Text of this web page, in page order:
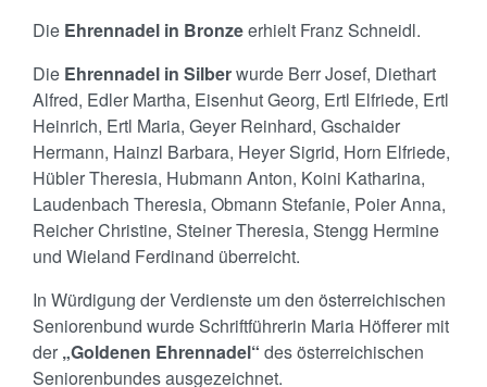
Die Ehrennadel in Bronzeerhielt Franz Schneidl.
Die Ehrennadel in Silberwurde Berr Josef, Diethart
Alfred, Edler Martha, Eisenhut Georg, Ertl Elfriede, Ertl
Heinrich, Ertl Maria, Geyer Reinhard, Gschaider
Hermann, Hainzl Barbara, Heyer Sigrid, Horn Elfriede,
Hübler Theresia, Hubmann Anton, Koini Katharina,
Laudenbach Theresia, Obmann Stefanie, Poier Anna,
Reicher Christine, Steiner Theresia, Stengg Hermine
und Wieland Ferdinand überreicht.
In Würdigung der Verdienste um den österreichischen
Seniorenbund wurde Schriftführerin Maria Höfferer mit
der „Goldenen Ehrennadel“ des österreichischen
Seniorenbundes ausgezeichnet.